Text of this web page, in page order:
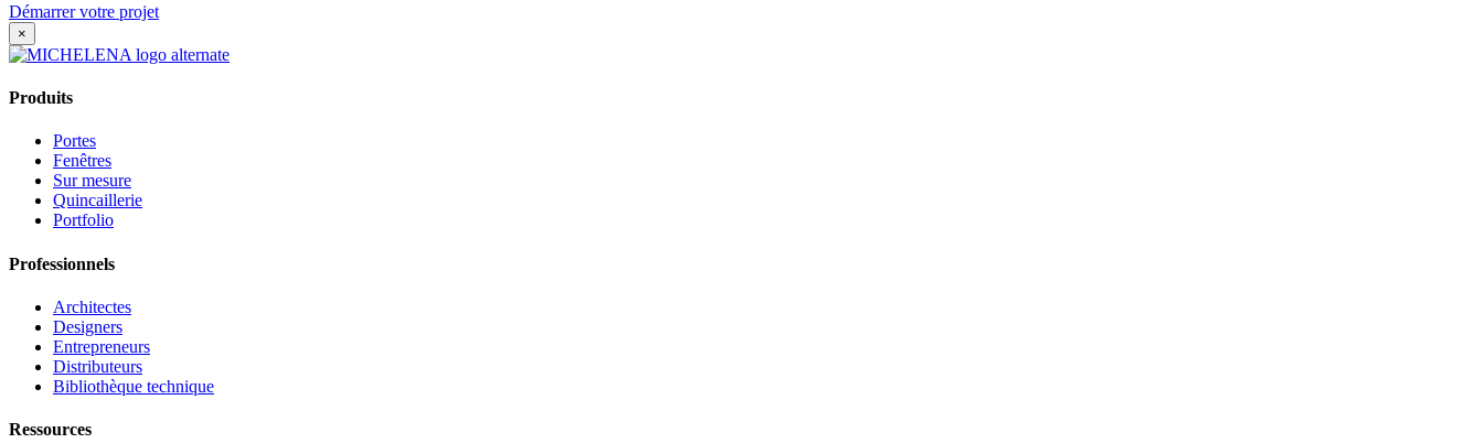
Démarrer votre projet
×
Produits
Portes
Fenêtres
Sur mesure
Quincaillerie
Portfolio
Professionnels
Architectes
Designers
Entrepreneurs
Distributeurs
Bibliothèque technique
Ressources